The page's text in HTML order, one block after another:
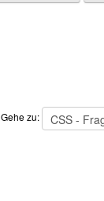
Gehe zu: